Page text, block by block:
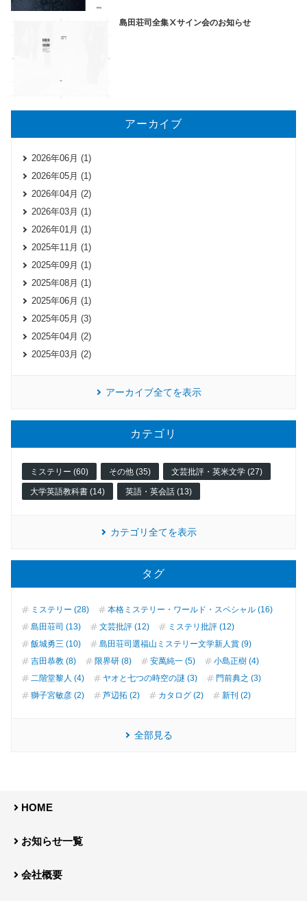
島田荘司全集Ⅹサイン会のお知らせ
アーカイブ
2026年06月 (1)
2026年05月 (1)
2026年04月 (2)
2026年03月 (1)
2026年01月 (1)
2025年11月 (1)
2025年09月 (1)
2025年08月 (1)
2025年06月 (1)
2025年05月 (3)
2025年04月 (2)
2025年03月 (2)
アーカイブ全てを表示
カテゴリ
ミステリー (60) その他 (35) 文芸批評・英米文学 (27)
大学英語教科書 (14) 英語・英会話 (13)
カテゴリ全てを表示
タグ
ミステリー (28)
本格ミステリー・ワールド・スペシャル (16)
島田荘司 (13)
文芸批評 (12)
ミステリ批評 (12)
飯城勇三 (10)
島田荘司選福山ミステリー文学新人賞 (9)
吉田恭教 (8)
限界研 (8) 安萬純一 (5)
小島正樹 (4)
二階堂黎人 (4)
ヤオと七つの時空の謎 (3)
門前典之 (3)
獅子宮敏彦 (2)
芦辺拓 (2) カタログ (2) 新刊 (2)
全部見る
HOME
お知らせ一覧
会社概要